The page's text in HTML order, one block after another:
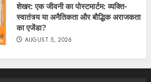
शेखर: एक जीवनी का पोस्टमार्टम: व्यक्ति-
स्वातंत्र्य या अनैतिकता और बौद्धिक अराजकता
का एजेंडा?
AUGUST 5, 2026